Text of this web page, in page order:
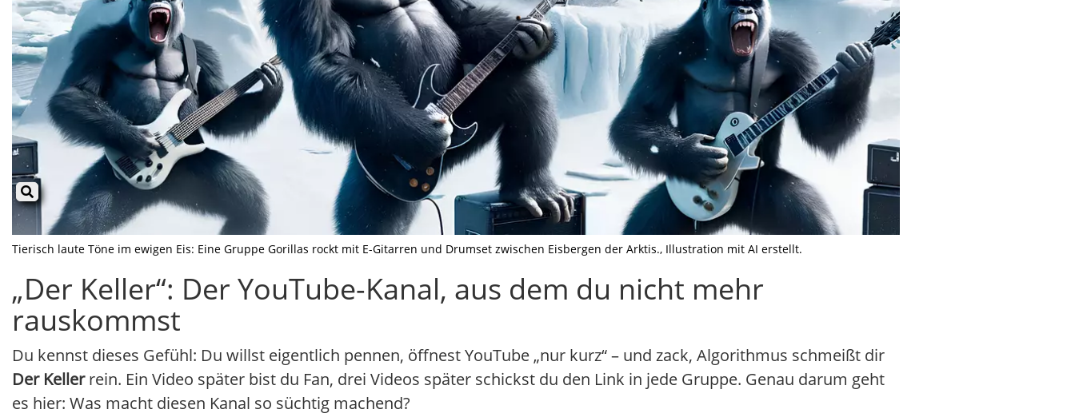
Tierisch laute Töne im ewigen Eis: Eine Gruppe Gorillas rockt mit E-Gitarren und Drumset zwischen Eisbergen der Arktis., Illustration mit AI erstellt.
„Der Keller“: Der YouTube-Kanal, aus dem du nicht mehr
rauskommst
Du kennst dieses Gefühl: Du willst eigentlich pennen, öffnest YouTube „nur kurz“ – und zack, Algorithmus schmeißt dir
Der Kellerrein. Ein Video später bist du Fan, drei Videos später schickst du den Link in jede Gruppe. Genau darum geht
es hier: Was macht diesen Kanal so süchtig machend?